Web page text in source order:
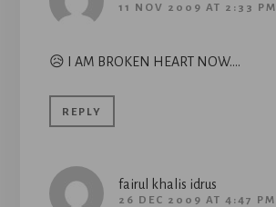
11 NOV 2009 AT 2:33 PM
😥 I AM BROKEN HEART NOW….
REPLY
fairul khalis idrus
26 DEC 2009 AT 4:47 PM